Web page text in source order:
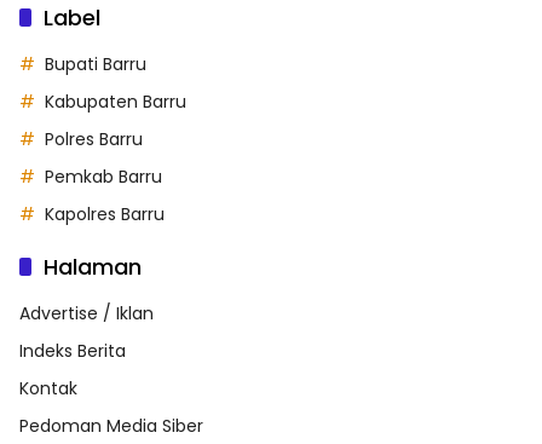
Label
Bupati Barru
Kabupaten Barru
Polres Barru
Pemkab Barru
Kapolres Barru
Halaman
Advertise / Iklan
Indeks Berita
Kontak
Pedoman Media Siber